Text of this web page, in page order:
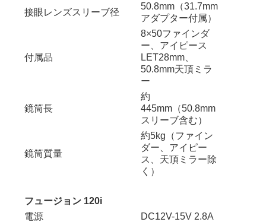
接眼レンズスリーブ径
50.8mm（31.7mm
アダプター付属）
付属品
8×50ファインダ
ー、アイピース
LET28mm、
50.8mm天頂ミラ
ー
鏡筒長
約
445mm（50.8mm
スリーブ含む）
鏡筒質量
約5kg（ファイン
ダー、アイピー
ス、天頂ミラー除
く）
フュージョン 120i
電源
DC12V-15V 2.8A